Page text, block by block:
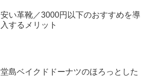
安い革靴／3000円以下のおすすめを導
入するメリット
堂島ベイクドドーナツのほろっとした